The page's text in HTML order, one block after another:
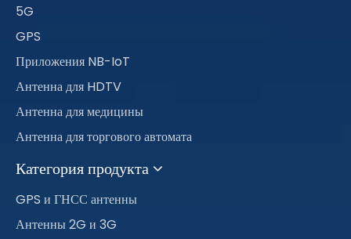
5G
GPS
Приложения NB-IoT
Антенна для HDTV
Антенна для медицины
Антенна для торгового автомата
Категория продукта
GPS и ГНСС антенны
Антенны 2G и 3G